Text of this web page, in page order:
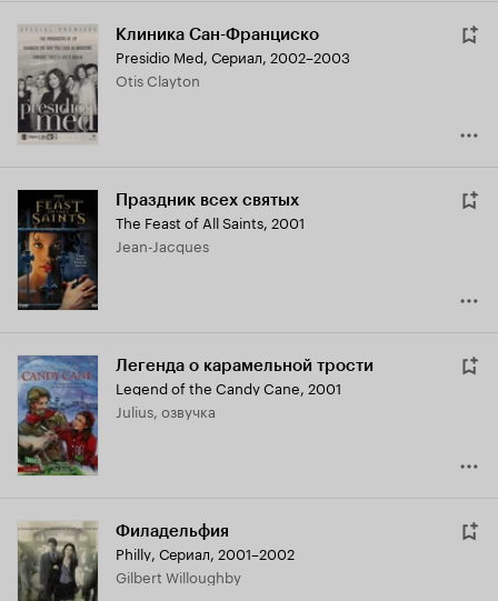
Клиника Сан-Франциско
Presidio Med, Сериал, 2002–2003
Otis Clayton
Праздник всех святых
The Feast of All Saints, 2001
Jean-Jacques
Легенда о карамельной трости
Legend of the Candy Cane, 2001
Julius, озвучка
Филадельфия
Philly, Сериал, 2001–2002
Gilbert Willoughby